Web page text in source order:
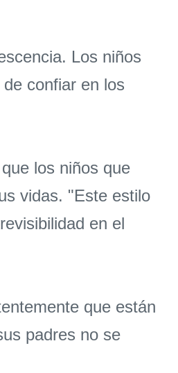
Los niños
confiar en los
los niños que
vidas. "Este estilo
en el
que están
padres no se